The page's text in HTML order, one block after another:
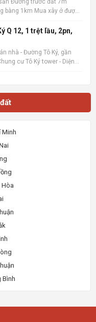
bàng 1km Mua xây ở được
+ ảnh chi
1 trệt lầu, 2pn,
nhà - Đường Tô Ký, gần
cư Tô Ký tower - Diện
Minh
Hòa
Bình